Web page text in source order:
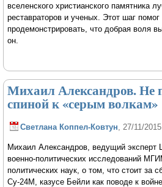
вселенского христианского памятника
реставраторов и ученых. Этот шаг
продемонстрировать, что добрая воля
он.
Михаил Александров. Не
спиной к «серым волкам»
Светлана Коппел-Ковтун , 27/11/
Михаил Александров, ведущий эксперт
военно-политических исследований
политических наук, о том, что стоит за
Су-24М, казусе Бейли как поводе к войне,